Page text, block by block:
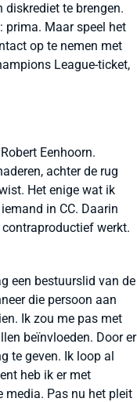
te brengen.
prima. Maar speel het
op te nemen met
League-ticket,
Eenhoorn.
achter de rug
Het enige wat ik
in CC. Daarin
werkt.
een bestuurslid van de
die persoon aan
Ik zou me pas met
beïnvloeden. Door er
te geven. Ik loop al
heb ik er met
media. Pas nu het pleit